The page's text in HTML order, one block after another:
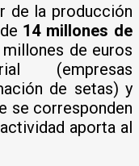
de la producción
14 millones de
de euros
(empresas
de setas) y
se corresponden
aporta al